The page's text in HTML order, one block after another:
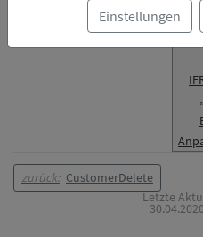
zurück: CustomerDelete
Letzte
Einstellungen